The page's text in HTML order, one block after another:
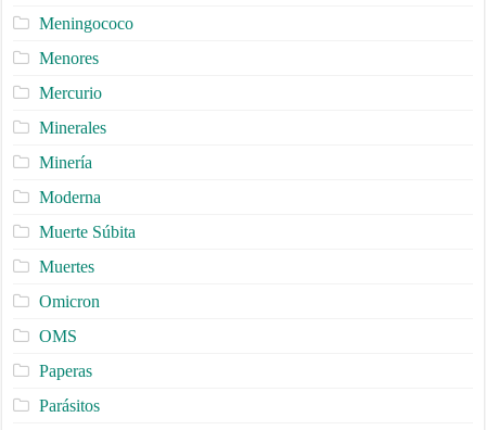
Meningococo
Menores
Mercurio
Minerales
Minería
Moderna
Muerte Súbita
Muertes
Omicron
OMS
Paperas
Parásitos